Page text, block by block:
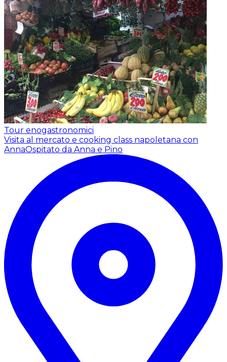
Tour enogastronomici
Visita al mercato e cooking class napoletana con
AnnaOspitato da Anna e Pino